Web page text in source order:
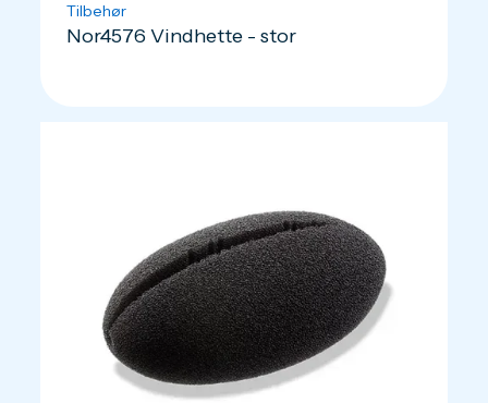
Tilbehør
Nor4576 Vindhette - stor